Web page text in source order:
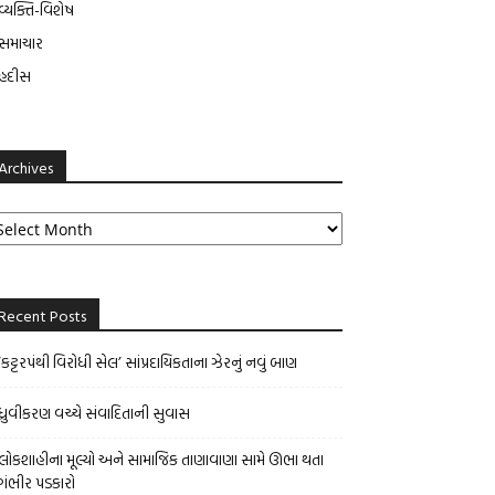
વિશેષ
Posts
વિરોધી સેલ’ સાંપ્રદાયિકતાના ઝેરનું નવું બાણ
વચ્ચે સંવાદિતાની સુવાસ
મૂલ્યો અને સામાજિક તાણાવાણા સામે ઊભા થતા
પડકારો